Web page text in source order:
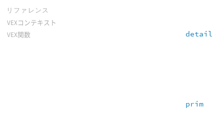
detail
prim
リファレンス
VEXコンテキスト
VEX関数